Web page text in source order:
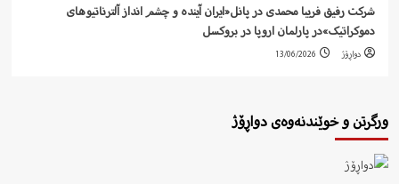
شرکت رفيق فریبا محمدی در پانل«ایران آیندە و چشم انداز آلترناتیوهای
دموکراتیک»در پارلمان اروپا در بروکسل
دواڕۆژ 13/06/2026
ورگرتن و خوێندنەوەی دواڕۆژ